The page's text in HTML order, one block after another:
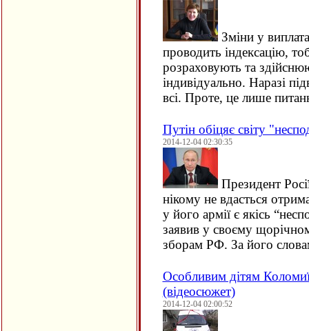
Зміни у
проводить індексацію,
розраховують та
індивідуально. Наразі
всі. Проте, це лише
Путін обіцяє світу
2014-12-04 02:30:35
Президент
нікому не вдасться
у його армії є якісь
заявив у своєму
зборам РФ. За його
Особливим дітям
(відеосюжет)
2014-12-04 02:00:52